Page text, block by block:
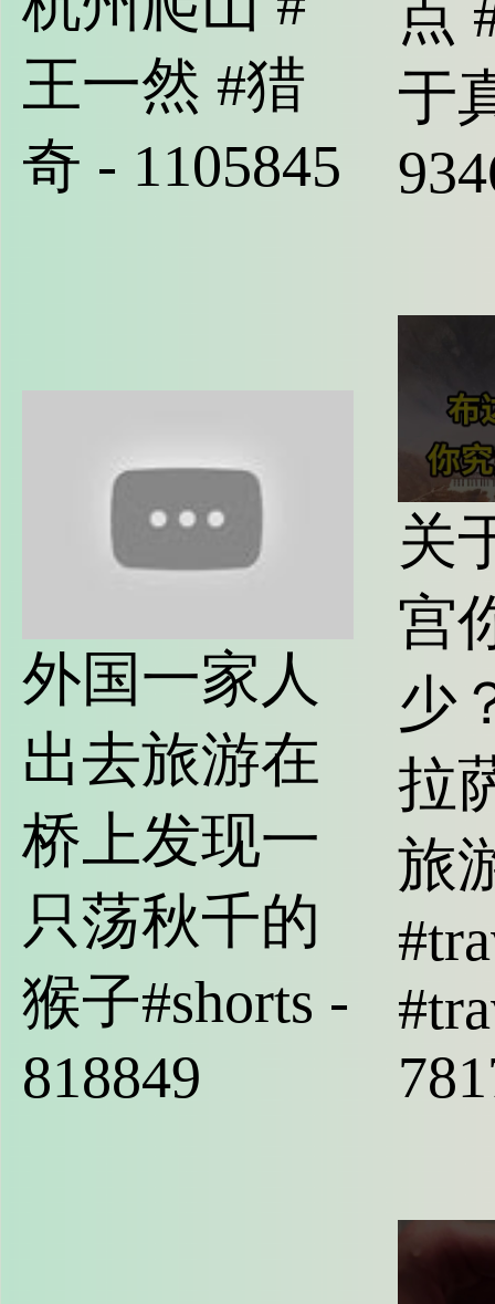
王一然 #猎
奇 - 1105845
点
于
外国一家人
出去旅游在
桥上发现一
只荡秋千的
猴子#shorts -
818849
关
宫
少
拉
旅